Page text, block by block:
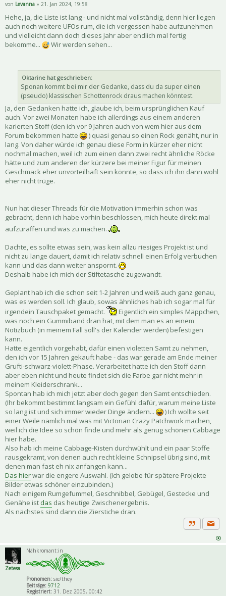
von Levanna » 21. Jan 2024, 19:58
Hehe, ja, die Liste ist lang - und nicht mal vollständig, denn hier liegen
auch noch weitere UFOs rum, die ich vergessen habe aufzunehmen
und vielleicht dann doch dieses Jahr aber endlich mal fertig
bekomme...
Wir werden sehen...
Oktarine hat geschrieben:
Sponan kommt bei mir der Gedanke, dass du da super einen
(pseudo) klassischen Schottenrock draus machen könntest.
Ja, den Gedanken hatte ich, glaube ich, beim ursprünglichen Kauf
auch. Vor zwei Monaten habe ich allerdings aus einem anderen
karierten Stoff (den ich vor 9 Jahren auch von wem hier aus dem
Forum bekommen hatte
) quasi genau so einen Rock genäht, nur in
lang. Von daher würde ich genau diese Form in kürzer eher nicht
nochmal machen, weil ich zum einen dann zwei recht ähnliche Röcke
hätte und zum anderen der kürzere bei meiner Figur für meinen
Geschmack eher unvorteilhaft sein könnte, so dass ich ihn dann wohl
eher nicht trüge.
Nun hat dieser Threads für die Motivation immerhin schon was
gebracht, denn ich habe vorhin beschlossen, mich heute direkt mal
aufzuraffen und was zu machen.
Dachte, es sollte etwas sein, was kein allzu riesiges Projekt ist und
nicht zu lange dauert, damit ich relativ schnell einen Erfolg verbuchen
kann und das dann weiter anspornt.
Deshalb habe ich mich der Stiftetasche zugewandt.
Geplant hab ich die schon seit 1-2 Jahren und weiß auch ganz genau,
was es werden soll. Ich glaub, sowas ähnliches hab ich sogar mal für
irgendein Tauschpaket gemacht.
Eigentlich ein simples Mäppchen,
was noch ein Gummiband dran hat, mit dem man es an einem
Notizbuch (in meinem Fall soll's der Kalender werden) befestigen
kann.
Hatte eigentlich vorgehabt, dafür einen violetten Samt zu nehmen,
den ich vor 15 Jahren gekauft habe - das war gerade am Ende meiner
Grufti-schwarz-violett-Phase. Verarbeitet hatte ich den Stoff dann
aber eben nicht und heute findet sich die Farbe gar nicht mehr in
meinem Kleiderschrank...
Spontan hab ich mich jetzt aber doch gegen den Samt entschieden.
(Ihr bekommt bestimmt langsam ein Gefühl dafür, warum meine Liste
so lang ist und sich immer wieder Dinge ändern...
) Ich wollte seit
einer Weile nämlich mal was mit Victorian Crazy Patchwork machen,
weil ich die Idee so schön finde und mehr als genug schönen Cabbage
hier habe.
Also hab ich meine Cabbage-Kisten durchwühlt und ein paar Stoffe
rausgekramt, von denen auch recht kleine Schnipsel übrig sind, mit
denen man fast eh nix anfangen kann...
Das hierwar die engere Auswahl. (Ich gelobe für spätere Projekte
Bilder etwas schöner einzubinden.)
Nach einigem Rumgefummel, Geschnibbel, Gebügel, Gestecke und
Genähe ist das das heutige Zwischenergebnis.
Als nächstes sind dann die Zierstiche dran.
Zitat
Zetesa
Nähkromant:in
Pronomen: sie/they
Beiträge: 9712
Registriert: 31. Dez 2005, 00:42